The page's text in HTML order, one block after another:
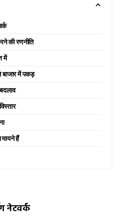
की रणनीति
में
में पकड़
मायने हैं
नेटवर्क